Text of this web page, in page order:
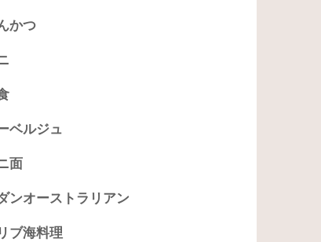
かつ
ベルジュ
面
ンオーストラリアン
ブ海料理